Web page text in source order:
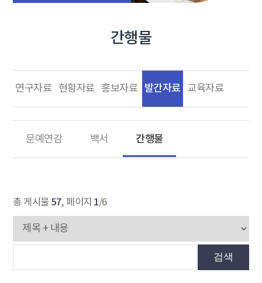
간행물
연구자료 현황자료 홍보자료 발간자료 교육자료
문예연감 백서 간행물
총 게시물 57, 페이지 1/6
검색